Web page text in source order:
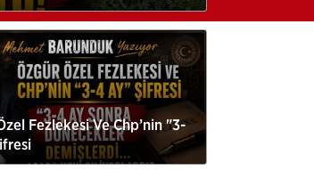
Fezlekesi Ve Chp’nin "3-